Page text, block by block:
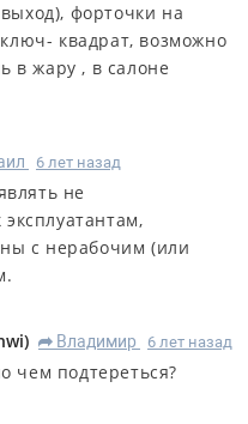
форточки на
квадрат, возможно
в жару , в салоне
6 лет назад
не
с нерабочим (или
) R Владимир 6 лет назад
чем подтереться?